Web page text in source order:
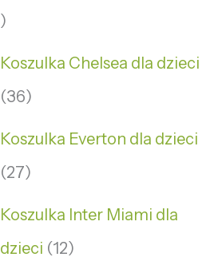
Koszulka Chelsea dla dzieci
36
Koszulka Everton dla dzieci
27
Koszulka Inter Miami dla
dzieci 12